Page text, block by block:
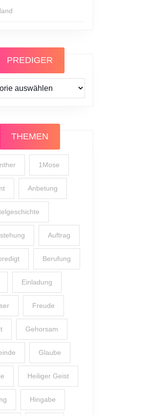
PREDIGER
THEMEN
1Mose
Anbetung
Auftrag
Berufung
Einladung
Freude
Gehorsam
Glaube
Heiliger Geist
Hingabe